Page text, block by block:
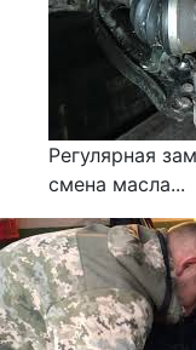
Регулярная
смена масла...